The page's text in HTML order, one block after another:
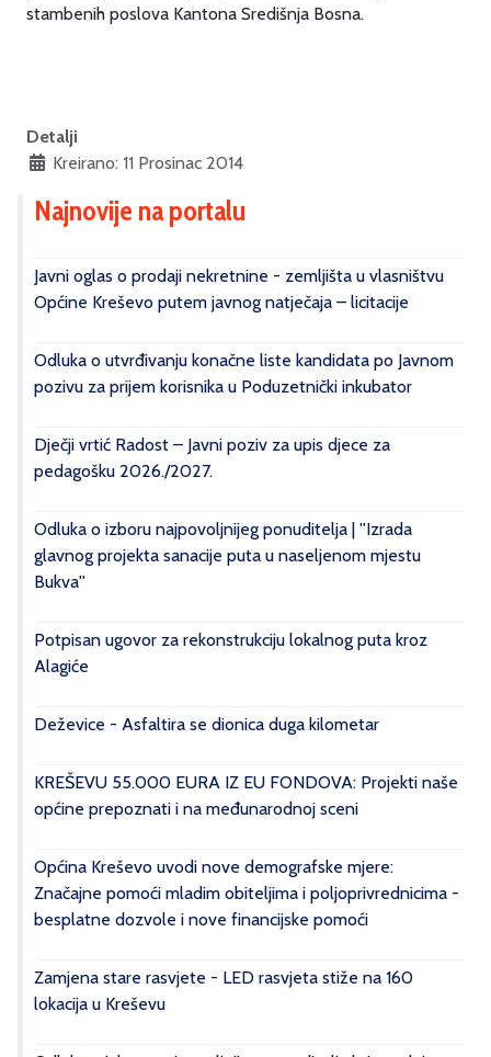
stambenih poslova Kantona Središnja Bosna.
Detalji
Kreirano: 11 Prosinac 2014
Najnovije na portalu
Javni oglas o prodaji nekretnine - zemljišta u vlasništvu
Općine Kreševo putem javnog natječaja – licitacije
Odluka o utvrđivanju konačne liste kandidata po Javnom
pozivu za prijem korisnika u Poduzetnički inkubator
Dječji vrtić Radost – Javni poziv za upis djece za
pedagošku 2026./2027.
Odluka o izboru najpovoljnijeg ponuditelja | ''Izrada
glavnog projekta sanacije puta u naseljenom mjestu
Bukva''
Potpisan ugovor za rekonstrukciju lokalnog puta kroz
Alagiće
Deževice - Asfaltira se dionica duga kilometar
KREŠEVU 55.000 EURA IZ EU FONDOVA: Projekti naše
općine prepoznati i na međunarodnoj sceni
Općina Kreševo uvodi nove demografske mjere:
Značajne pomoći mladim obiteljima i poljoprivrednicima -
besplatne dozvole i nove financijske pomoći
Zamjena stare rasvjete - LED rasvjeta stiže na 160
lokacija u Kreševu